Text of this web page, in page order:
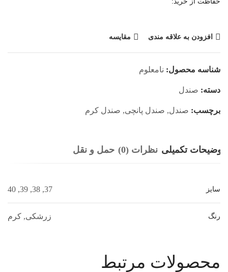
افزودن به علاقه مندی مقایسه
شناسه محصول: نامعلوم
دسته: صندل
برچسب: صندل, صندل پانچی, صندل کرم
توضیحات تکمیلی نظرات (0) حمل و نقل
سایز 37, 38, 39, 40
رنگ زرشکی, کرم
محصولات مرتبط